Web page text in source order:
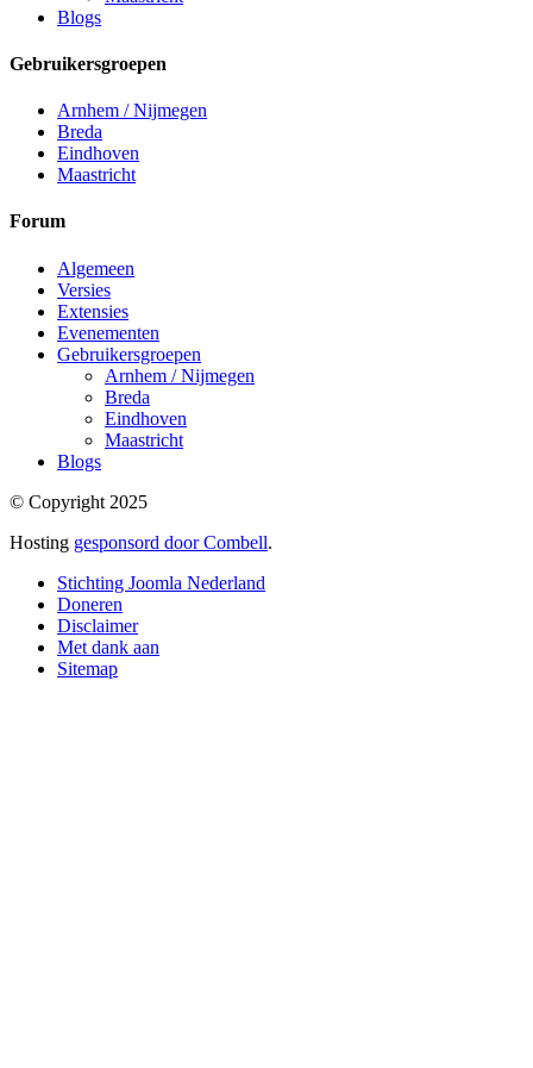
Blogs
Gebruikersgroepen
Arnhem / Nijmegen
Breda
Eindhoven
Maastricht
Forum
Algemeen
Versies
Extensies
Evenementen
Gebruikersgroepen
Arnhem / Nijmegen
Breda
Eindhoven
Maastricht
Blogs
© Copyright 2025
Hosting gesponsord door Combell.
Stichting Joomla Nederland
Doneren
Disclaimer
Met dank aan
Sitemap